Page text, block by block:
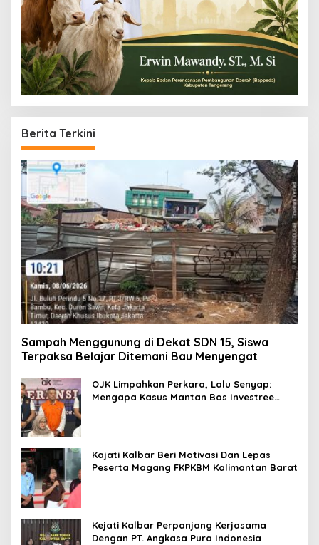
Berita Terkini
Sampah Menggunung di Dekat SDN 15, Siswa
Terpaksa Belajar Ditemani Bau Menyengat
OJK Limpahkan Perkara, Lalu Senyap:
Mengapa Kasus Mantan Bos Investree
Kajati Kalbar Beri Motivasi Dan Lepas
Peserta Magang FKPKBM Kalimantan Barat
Kejati Kalbar Perpanjang Kerjasama
Dengan PT. Angkasa Pura Indonesia